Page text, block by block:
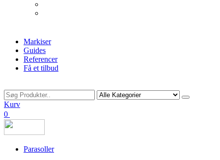
Markiser
Guides
Referencer
Få et tilbud
Kurv
0
Parasoller